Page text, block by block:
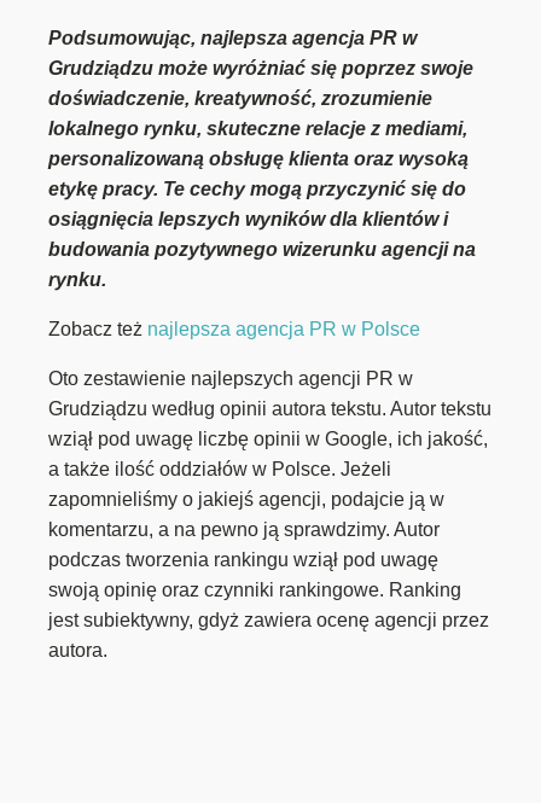
Podsumowując, najlepsza agencja PR w
Grudziądzu może wyróżniać się poprzez swoje
doświadczenie, kreatywność, zrozumienie
lokalnego rynku, skuteczne relacje z mediami,
personalizowaną obsługę klienta oraz wysoką
etykę pracy. Te cechy mogą przyczynić się do
osiągnięcia lepszych wyników dla klientów i
budowania pozytywnego wizerunku agencji na
rynku.
Zobacz też najlepsza agencja PR w Polsce
Oto zestawienie najlepszych agencji PR w
Grudziądzu według opinii autora tekstu. Autor tekstu
wziął pod uwagę liczbę opinii w Google, ich jakość,
a także ilość oddziałów w Polsce. Jeżeli
zapomnieliśmy o jakiejś agencji, podajcie ją w
komentarzu, a na pewno ją sprawdzimy. Autor
podczas tworzenia rankingu wziął pod uwagę
swoją opinię oraz czynniki rankingowe. Ranking
jest subiektywny, gdyż zawiera ocenę agencji przez
autora.